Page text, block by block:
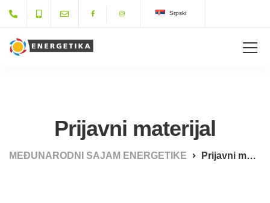
Srpski
Prijavni materijal
MEĐUNARODNI SAJAM ENERGETIKE Prijavni materijal